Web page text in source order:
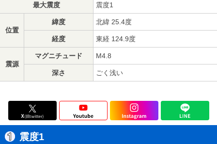
最大震度 震度1
位置
緯度 北緯 25.4度
経度 東経 124.9度
震源
マグニチュード M4.8
深さ ごく浅い
震度1